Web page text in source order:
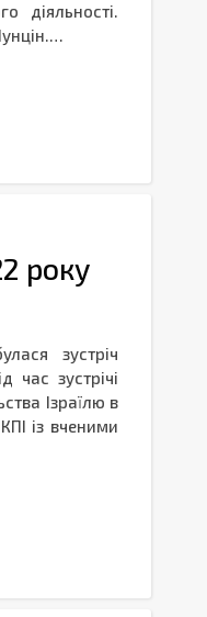
діяльності.
року
зустріч
час зустрічі
Ізраїлю в
із вченими